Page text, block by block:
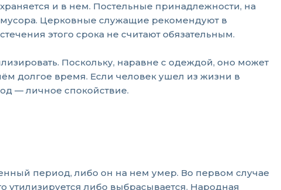
и в нем. Постельные принадлежности, на
Церковные служащие рекомендуют в
этого срока не считают обязательным.
Поскольку, наравне с одеждой, оно может
долгое время. Если человек ушел из жизни в
— личное спокойствие.
период, либо он на нем умер. Во первом случае
утилизируется либо выбрасывается. Народная